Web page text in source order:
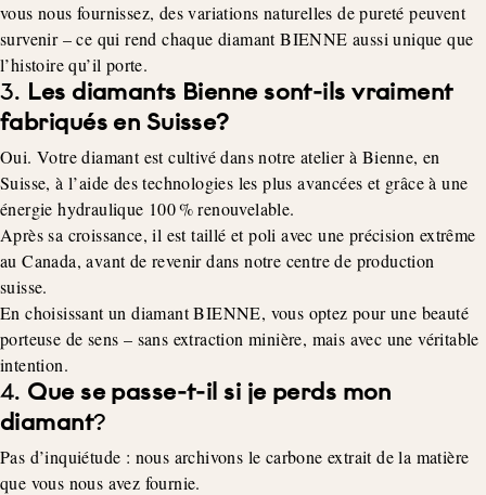
vous nous fournissez, des variations naturelles de pureté peuvent
survenir – ce qui rend chaque diamant BIENNE aussi unique que
l’histoire qu’il porte.
3. Les diamants Bienne sont-ils vraiment
fabriqués en Suisse?
Oui. Votre diamant est cultivé dans notre atelier à Bienne, en
Suisse, à l’aide des technologies les plus avancées et grâce à une
énergie hydraulique 100 % renouvelable.
Après sa croissance, il est taillé et poli avec une précision extrême
au Canada, avant de revenir dans notre centre de production
suisse.
En choisissant un diamant BIENNE, vous optez pour une beauté
porteuse de sens – sans extraction minière, mais avec une véritable
intention.
4. Que se passe-t-il si je perds mon
diamant?
Pas d’inquiétude : nous archivons le carbone extrait de la matière
que vous nous avez fournie.